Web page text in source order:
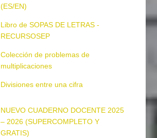
(ES/EN)
Libro de SOPAS DE LETRAS -
RECURSOSEP
Colección de problemas de
multiplicaciones
Divisiones entre una cifra
NUEVO CUADERNO DOCENTE 2025
– 2026 (SUPERCOMPLETO Y
GRATIS)